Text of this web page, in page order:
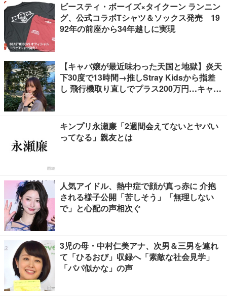
ビースティ・ボーイズ×タイクーン ランニン
グ、公式コラボTシャツ＆ソックス発売 19
92年の前座から34年越しに実現
【キャバ嬢が最近味わった天国と地獄】炎天
下30度で13時間→推しStray Kidsから指差
し 飛行機取り直しでプラス200万円…キャバ
キンプリ永瀬廉「2週間会えてないとヤバい
ってなる」親友とは
人気アイドル、熱中症で顔が真っ赤に 介抱
される様子公開「苦しそう」「無理しない
で」と心配の声相次ぐ
3児の母・中村仁美アナ、次男＆三男を連れ
て「ひるおび」収録へ「素敵な社会見学」
「パパ似かな」の声